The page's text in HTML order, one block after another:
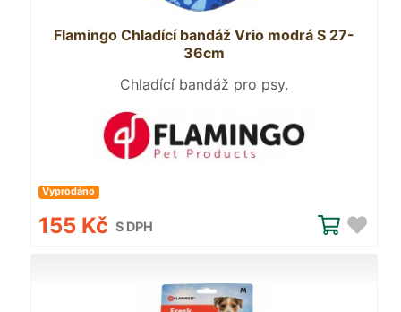
Flamingo Chladící bandáž Vrio modrá S 27-
36cm
Chladící bandáž pro psy.
Vyprodáno
155 Kč S DPH